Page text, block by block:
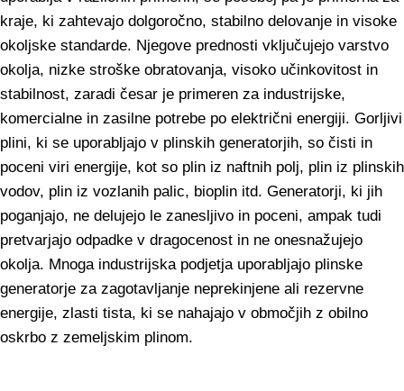
kraje, ki zahtevajo dolgoročno, stabilno delovanje in visoke
okoljske standarde. Njegove prednosti vključujejo varstvo
okolja, nizke stroške obratovanja, visoko učinkovitost in
stabilnost, zaradi česar je primeren za industrijske,
komercialne in zasilne potrebe po električni energiji. Gorljivi
plini, ki se uporabljajo v plinskih generatorjih, so čisti in
poceni viri energije, kot so plin iz naftnih polj, plin iz plinskih
vodov, plin iz vozlanih palic, bioplin itd. Generatorji, ki jih
poganjajo, ne delujejo le zanesljivo in poceni, ampak tudi
pretvarjajo odpadke v dragocenost in ne onesnažujejo
okolja. Mnoga industrijska podjetja uporabljajo plinske
generatorje za zagotavljanje neprekinjene ali rezervne
energije, zlasti tista, ki se nahajajo v območjih z obilno
oskrbo z zemeljskim plinom.